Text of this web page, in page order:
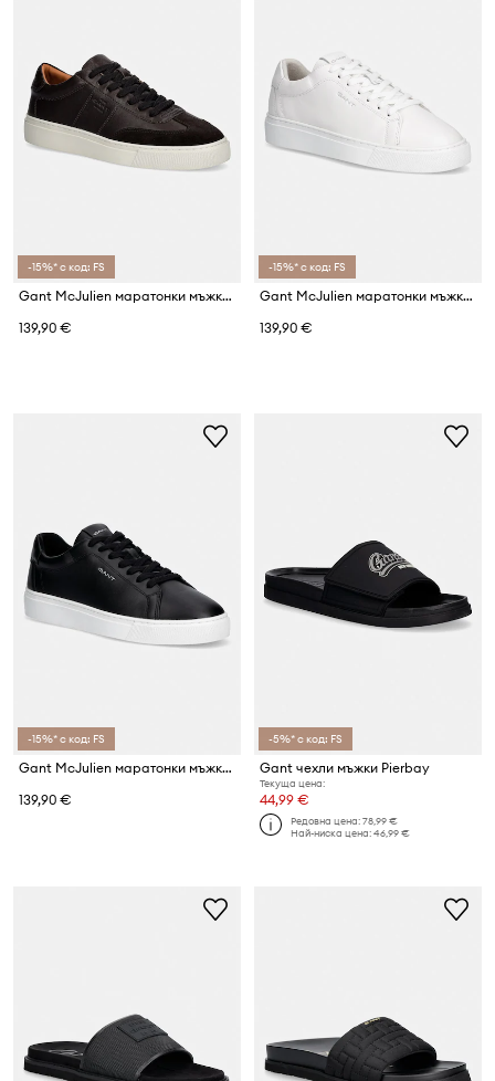
-15%* с код: FS
Gant McJulien маратонки мъжки от кожа
139,90 €
-15%* с код: FS
Gant McJulien маратонки мъжки от кожа
139,90 €
-15%* с код: FS
Gant McJulien маратонки мъжки от кожа
139,90 €
-5%* с код: FS
Gant чехли мъжки Pierbay
Текуща цена:
44,99 €
Редовна цена:78,99 €
Най-ниска цена:46,99 €